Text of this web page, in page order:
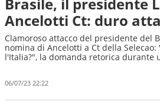
Ancelotti Ct: duro
Clamoroso attacco del presidente del
nomina di Ancelotti a Ct della
l'Italia?", la domanda retorica durante
06/07/23 22:22